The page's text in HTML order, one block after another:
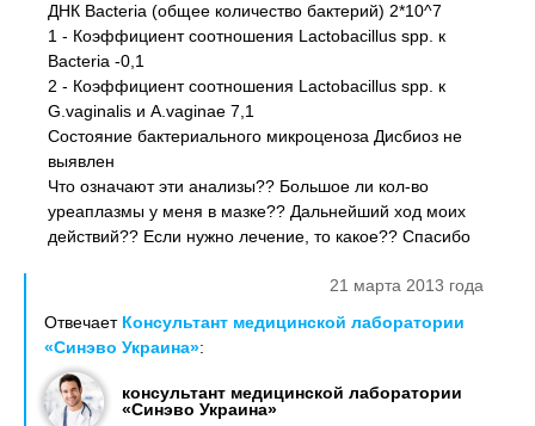
ДНК Bacteria (общее количество бактерий) 2*10^7
1 - Коэффициент соотношения Lactobacillus spp. к
Bacteria -0,1
2 - Коэффициент соотношения Lactobacillus spp. к
G.vaginalis и A.vaginae 7,1
Состояние бактериального микроценоза Дисбиоз не
выявлен
Что означают эти анализы?? Большое ли кол-во
уреаплазмы у меня в мазке?? Дальнейший ход моих
действий?? Если нужно лечение, то какое?? Спасибо
21 марта 2013 года
Отвечает Консультант медицинской лаборатории
«Синэво Украина»:
консультант медицинской лаборатории
«Синэво Украина»